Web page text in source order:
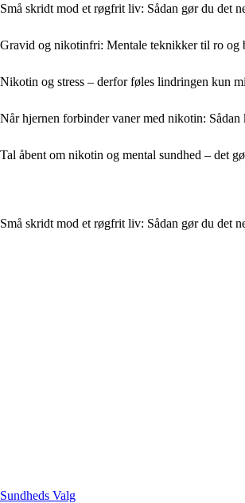
Små skridt mod et røgfrit liv: Sådan gør du det
Gravid og nikotinfri: Mentale teknikker til ro og
Nikotin og stress – derfor føles lindringen kun
Når hjernen forbinder vaner med nikotin: Sådan
Tal åbent om nikotin og mental sundhed – det
Små skridt mod et røgfrit liv: Sådan gør du det
Sundheds Valg